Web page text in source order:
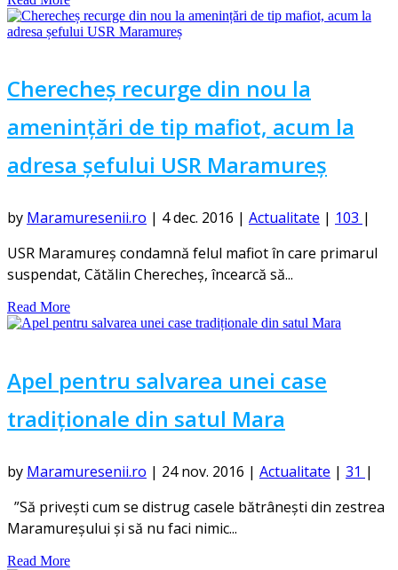
Cherecheș recurge din nou la
amenințări de tip mafiot, acum la
adresa șefului USR Maramureș
by Maramuresenii.ro | 4 dec. 2016 | Actualitate | 103 |
USR Maramureş condamnă felul mafiot în care primarul
suspendat, Cătălin Cherecheş, încearcă să...
Read More
Apel pentru salvarea unei case
tradiționale din satul Mara
by Maramuresenii.ro | 24 nov. 2016 | Actualitate | 31 |
”Să privești cum se distrug casele bătrânești din zestrea
Maramureșului și să nu faci nimic...
Read More